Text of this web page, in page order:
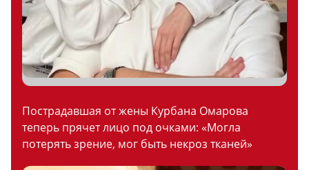
Пострадавшая от жены Курбана Омарова
теперь прячет лицо под очками: «Могла
потерять зрение, мог быть некроз тканей»